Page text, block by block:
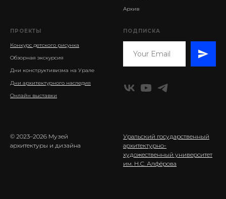
Архив
ПРОЕКТЫ
Конкурс детского рисунка
Обзорная экскурсия
Дни конструктивизма на Урале
Дни архитектурного наследия
Онлайн выставки
ПОДПИСКА
© 2023–2026 Музей
архитектуры и дизайна
Уральский государственный
архитектурно-
художественный университет
им. Н.С. Алфёрова